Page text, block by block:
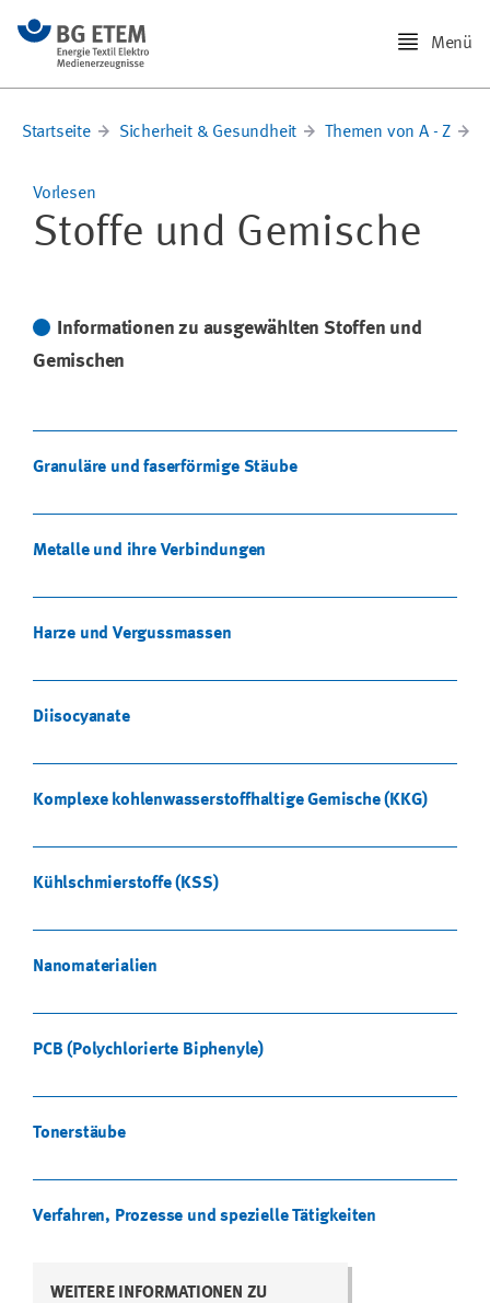
Menü
Startseite Sicherheit & Gesundheit Themen von A - Z
Vorlesen
Stoffe und Gemische
Informationen zu ausgewählten Stoffen und
Gemischen
Granuläre und faserförmige Stäube
Metalle und ihre Verbindungen
Harze und Vergussmassen
Diisocyanate
Komplexe kohlenwasserstoffhaltige Gemische (KKG)
Kühlschmierstoffe (KSS)
Nanomaterialien
PCB (Polychlorierte Biphenyle)
Tonerstäube
Verfahren, Prozesse und spezielle Tätigkeiten
WEITERE INFORMATIONEN ZU